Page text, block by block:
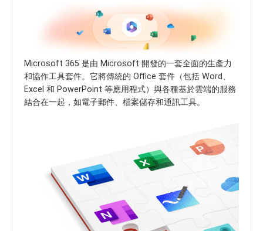
Microsoft 365 是由 Microsoft 開發的一套全面的生產力
和協作工具套件。它將傳統的 Office 套件（包括 Word、
Excel 和 PowerPoint 等應用程式）與各種基於雲端的服務
結合在一起，如電子郵件、檔案儲存和通訊工具。